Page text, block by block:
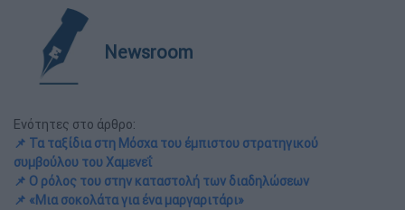
Newsroom
Ενότητες στο άρθρο:
📌 Τα ταξίδια στη Μόσχα του έμπιστου στρατηγικού
συμβούλου του Χαμενεΐ
📌 Ο ρόλος του στην καταστολή των διαδηλώσεων
📌 «Μια σοκολάτα για ένα μαργαριτάρι»